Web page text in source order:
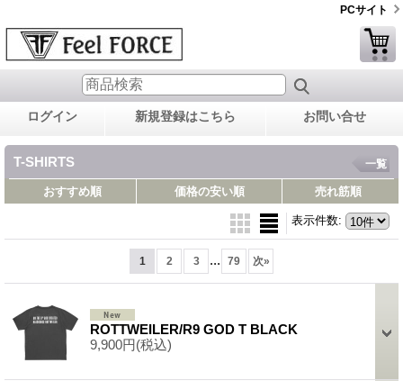
PCサイト
ログイン 新規登録はこちら お問い合せ
T-SHIRTS 一覧
おすすめ順 価格の安い順 売れ筋順
表示件数:
1 2 3 ... 79 次»
ROTTWEILER/R9 GOD T BLACK
9,900円(税込)